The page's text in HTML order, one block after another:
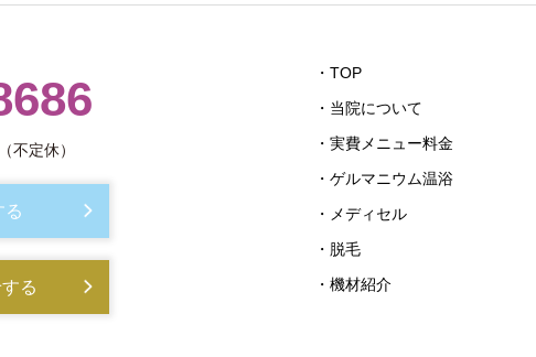
不定休）
る
る
・TOP
・当院について
・実費メニュー料金
・ゲルマニウム温浴
・メディセル
・脱毛
・機材紹介